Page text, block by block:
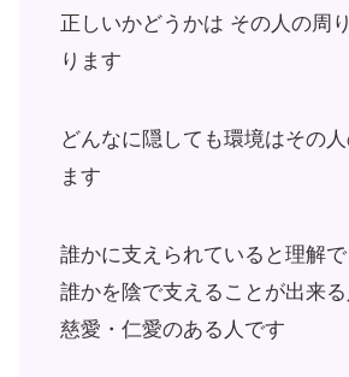
正しいかどうかは その人の周
ります
どんなに隠しても環境はその
ます
誰かに支えられていると理解
誰かを陰で支えることが出来る
慈愛・仁愛のある人です